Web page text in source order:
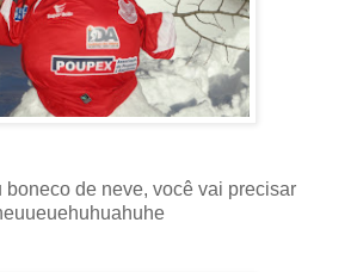
boneco de neve, você vai precisar